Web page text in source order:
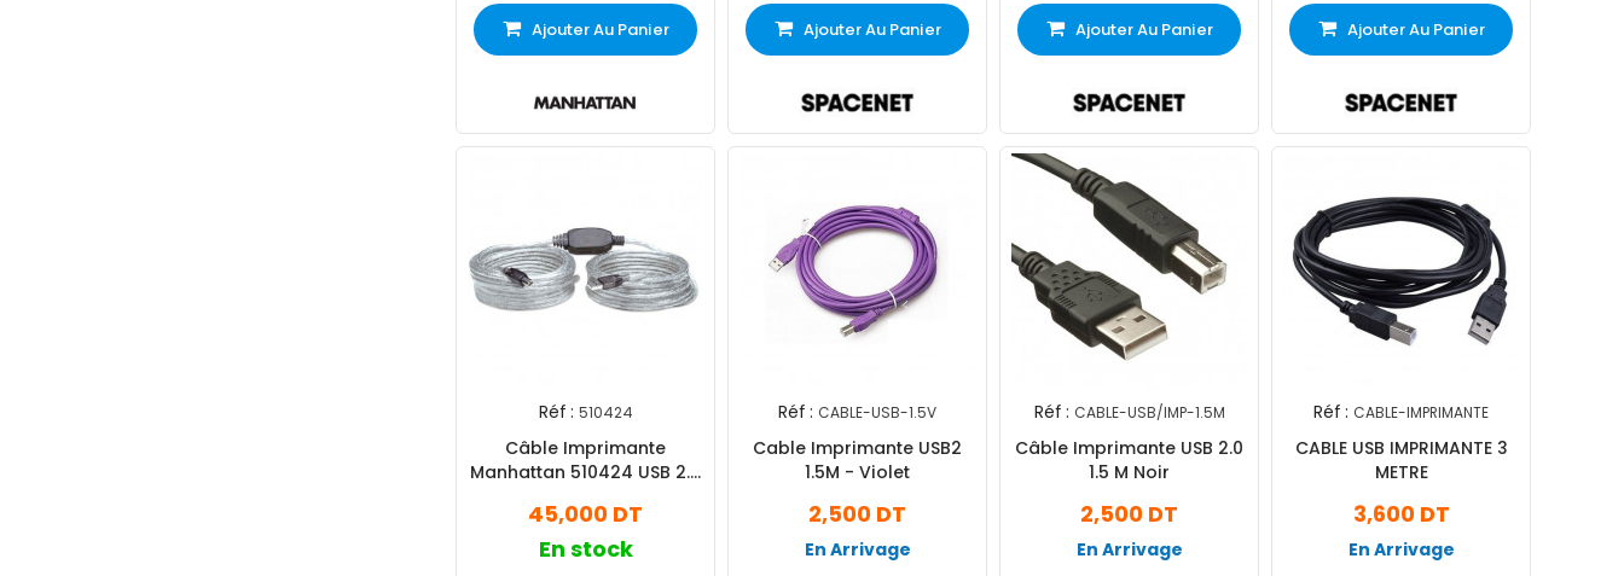
Ajouter Au Panier Ajouter Au Panier Ajouter Au Panier Ajouter Au Panier
Réf : 510424
Câble Imprimante
Manhattan 510424 USB 2.0
45,000 DT
En stock
Réf : CABLE-USB-1.5V
Cable Imprimante USB2
1.5M - Violet
2,500 DT
En Arrivage
Réf : CABLE-USB/IMP-1.5M
Câble Imprimante USB 2.0
1.5 M Noir
2,500 DT
En Arrivage
Réf : CABLE-IMPRIMANTE
CABLE USB IMPRIMANTE 3
METRE
3,600 DT
En Arrivage